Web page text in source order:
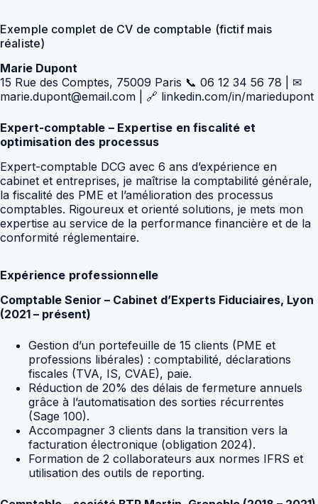
Exemple complet de CV de comptable (fictif mais
réaliste)
Marie Dupont
15 Rue des Comptes, 75009 Paris 📞 06 12 34 56 78 | ✉
marie.dupont@email.com | 🔗 linkedin.com/in/mariedupont
Expert-comptable – Expertise en fiscalité et
optimisation des processus
Expert-comptable DCG avec 6 ans d’expérience en
cabinet et entreprises, je maîtrise la comptabilité générale,
la fiscalité des PME et l’amélioration des processus
comptables. Rigoureux et orienté solutions, je mets mon
expertise au service de la performance financière et de la
conformité réglementaire.
Expérience professionnelle
Comptable Senior – Cabinet d’Experts Fiduciaires, Lyon
(2021 – présent)
Gestion d’un portefeuille de 15 clients (PME et
professions libérales) : comptabilité, déclarations
fiscales (TVA, IS, CVAE), paie.
Réduction de 20% des délais de fermeture annuels
grâce à l’automatisation des sorties récurrentes
(Sage 100).
Accompagner 3 clients dans la transition vers la
facturation électronique (obligation 2024).
Formation de 2 collaborateurs aux normes IFRS et
utilisation des outils de reporting.